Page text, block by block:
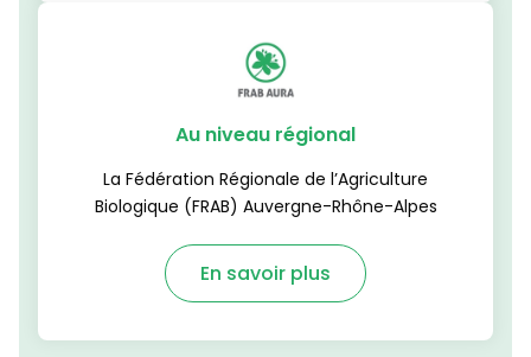
Au niveau régional
La Fédération Régionale de l’Agriculture
Biologique (FRAB) Auvergne-Rhône-Alpes
En savoir plus